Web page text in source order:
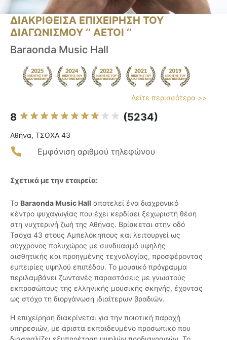
ΔΙΑΚΡΙΘΕΙΣΑ ΕΠΙΧΕΙΡΗΣΗ ΤΟΥ
ΔΙΑΓΩΝΙΣΜΟΥ ‘’ ΑΕΤΟΙ ‘’
Baraonda Music Hall
Δείτε περισσότερα >>
8 (5234)
Αθήνα, ΤΣΟΧΑ 43
Εμφάνιση αριθμού τηλεφώνου
Σχετικά με την εταιρεία:
Το Baraonda Music Hall αποτελεί ένα διαχρονικό
κέντρο ψυχαγωγίας που έχει κερδίσει ξεχωριστή θέση
στη νυχτερινή ζωή της Αθήνας. Βρίσκεται στην οδό
Τσόχα 43 στους Αμπελόκηπους και λειτουργεί ως
σύγχρονος πολυχώρος με συνδυασμό υψηλής
αισθητικής και προηγμένης τεχνολογίας, προσφέροντας
εμπειρίες υψηλού επιπέδου. Το μουσικό πρόγραμμα
περιλαμβάνει ζωντανές παραστάσεις με γνωστούς
εκπροσώπους της ελληνικής μουσικής σκηνής, έχοντας
ως στόχο τη διοργάνωση ιδιαίτερων βραδιών.
Η επιχείρηση διακρίνεται για την ποιοτική παροχή
υπηρεσιών, με άριστα εκπαιδευμένο προσωπικό που